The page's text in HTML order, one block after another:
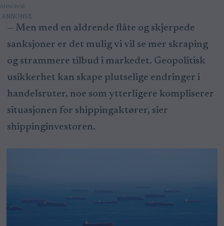
ANNONSE
— Men med en aldrende flåte og skjerpede
sanksjoner er det mulig vi vil se mer skraping
og strammere tilbud i markedet. Geopolitisk
usikkerhet kan skape plutselige endringer i
handelsruter, noe som ytterligere kompliserer
situasjonen for shippingaktører, sier
shippinginvestoren.